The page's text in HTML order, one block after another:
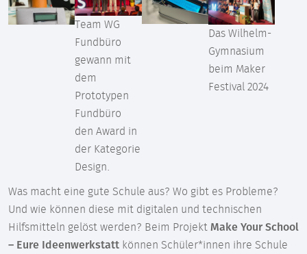
Team WG
Fundbüro
gewann mit
dem
Prototypen
Fundbüro
den Award in
der Kategorie
Design.
Das Wilhelm-
Gymnasium
beim Maker
Festival 2024
Was macht eine gute Schule aus? Wo gibt es Probleme?
Und wie können diese mit digitalen und technischen
Hilfsmitteln gelöst werden? Beim Projekt Make Your School
– Eure Ideenwerkstatt können Schüler*innen ihre Schule